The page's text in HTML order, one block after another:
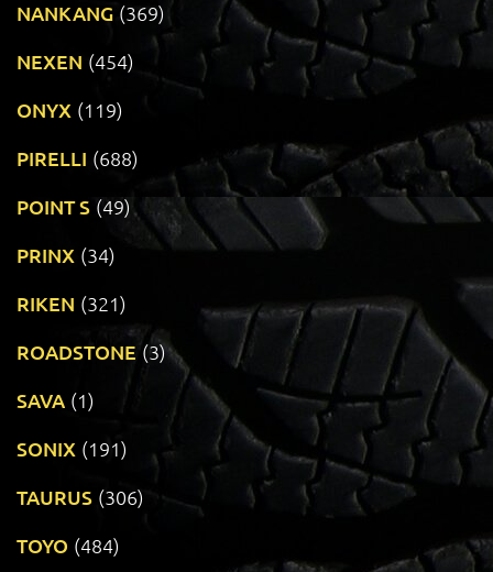
NANKANG (369)
NEXEN (454)
ONYX (119)
PIRELLI (688)
POINT S (49)
PRINX (34)
RIKEN (321)
ROADSTONE (3)
SAVA (1)
SONIX (191)
TAURUS (306)
TOYO (484)